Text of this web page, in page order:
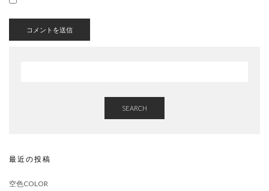
SEARCH
最近の投稿
空色COLOR